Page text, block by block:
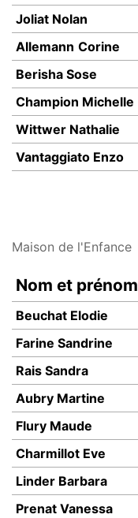
Joliat Nolan
Allemann Corine
Berisha Sose
Champion Michelle
Wittwer Nathalie
Vantaggiato Enzo
Maison de l'Enfance
Nom et prénom
Beuchat Elodie
Farine Sandrine
Rais Sandra
Aubry Martine
Flury Maude
Charmillot Eve
Linder Barbara
Prenat Vanessa